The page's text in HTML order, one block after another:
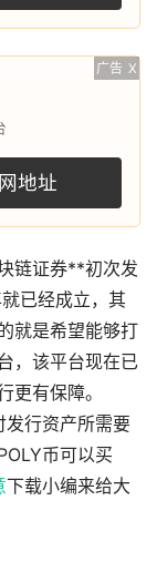
广告 X
地址
链证券**初次发
已经成立，其
就是希望能够打
，该平台现在已
有保障。
发行资产所需要
币可以买
下载小编来给大